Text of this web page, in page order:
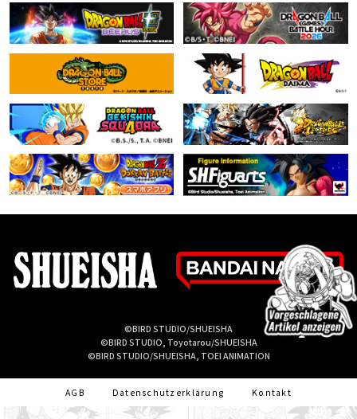
©BIRD STUDIO/SHUEISHA
©BIRD STUDIO, Toyotarou/SHUEISHA
©BIRD STUDIO/SHUEISHA, TOEI ANIMATION
AGB Datenschutzerklärung Kontakt